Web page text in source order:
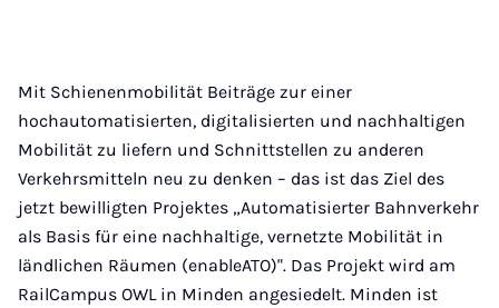
Mit Schienenmobilität Beiträge zur einer
hochautomatisierten, digitalisierten und nachhaltigen
Mobilität zu liefern und Schnittstellen zu anderen
Verkehrsmitteln neu zu denken – das ist das Ziel des
jetzt bewilligten Projektes „Automatisierter Bahnverkehr
als Basis für eine nachhaltige, vernetzte Mobilität in
ländlichen Räumen (enableATO)". Das Projekt wird am
RailCampus OWL in Minden angesiedelt. Minden ist